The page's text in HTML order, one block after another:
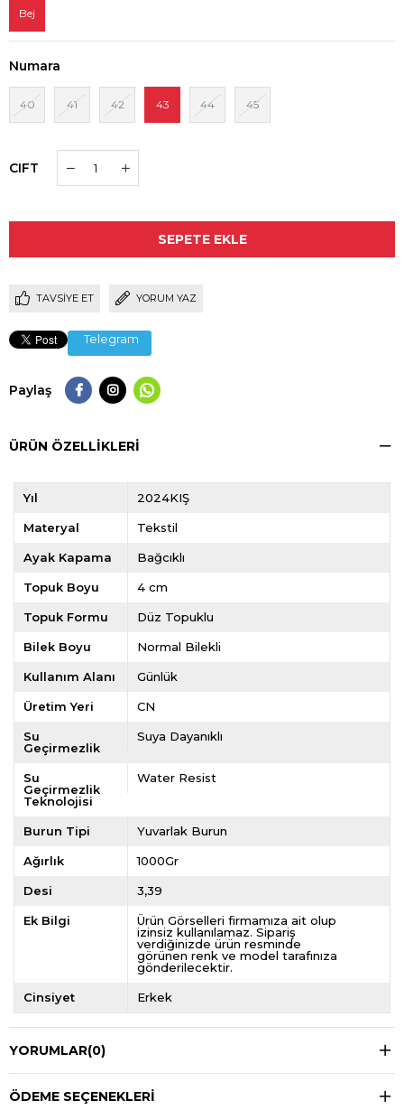
Bej
Numara
40 41 42 43 44 45
CIFT
TAVSIYE ET YORUM YAZ
Telegram
Paylaş
ÜRÜN ÖZELLIKLERI
Yıl 2024KIŞ
Materyal Tekstil
Ayak Kapama Bağcıklı
Topuk Boyu 4 cm
Topuk Formu Düz Topuklu
Bilek Boyu Normal Bilekli
Kullanım Alanı Günlük
Üretim Yeri CN
Su
Geçirmezlik
Suya Dayanıklı
Su
Geçirmezlik
Teknolojisi
Water Resist
Burun Tipi Yuvarlak Burun
Ağırlık 1000Gr
Desi 3,39
Ek Bilgi
Ürün Görselleri firmamıza ait olup
izinsiz kullanılamaz. Sipariş
verdiğinizde ürün resminde
görünen renk ve model tarafınıza
gönderilecektir.
Cinsiyet Erkek
YORUMLAR(0)
ÖDEME SEÇENEKLERI